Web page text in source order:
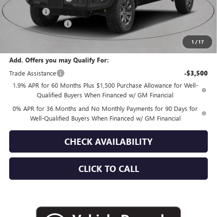
1 / 17
Bonus Cash -$1,500
Documentation Fee +$175
Empire Price: $82,680
Add. Offers you may Qualify For:
Trade Assistance
-$3,500
1.9% APR for 60 Months Plus $1,500 Purchase Allowance for Well-
Qualified Buyers When Financed w/ GM Financial
0% APR for 36 Months and No Monthly Payments for 90 Days for
Well-Qualified Buyers When Financed w/ GM Financial
CHECK AVAILABILITY
CLICK TO CALL